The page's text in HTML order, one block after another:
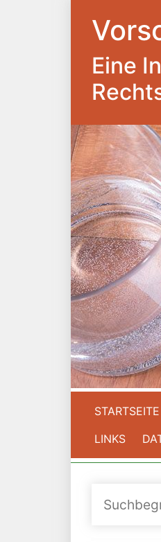
Eine
STARTSEITE
LINKS